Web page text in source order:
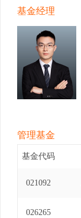
基金经理
管理基金
基金代码
021092
026265